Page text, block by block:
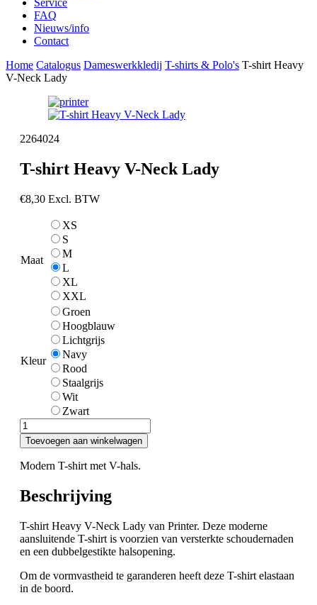
Service
FAQ
Nieuws/info
Contact
Home Catalogus Dameswerkkledij T-shirts & Polo's T-shirt Heavy
V-Neck Lady
2264024
T-shirt Heavy V-Neck Lady
€8,30 Excl. BTW
Maat
XS
S
M
L
XL
XXL
Kleur
Groen
Hoogblauw
Lichtgrijs
Navy
Rood
Staalgrijs
Wit
Zwart
T-
shirt
Heavy
V-
Lady
aantal
Toevoegen aan winkelwagen
Modern T-shirt met V-hals.
Beschrijving
T-shirt Heavy V-Neck Lady van Printer. Deze moderne
aansluitende T-shirt is voorzien van versterkte schoudernaden
en een dubbelgestikte halsopening.
Om de vormvastheid te garanderen heeft deze T-shirt elastaan
in de boord.